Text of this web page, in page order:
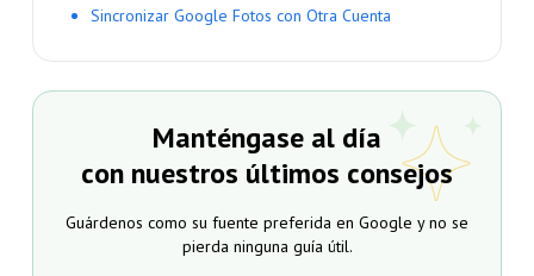
Sincronizar Google Fotos con Otra Cuenta
Manténgase al día
con nuestros últimos consejos
Guárdenos como su fuente preferida en Google y no se
pierda ninguna guía útil.